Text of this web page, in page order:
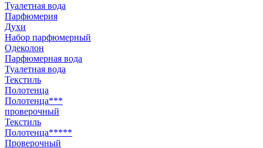
Туалетная вода
Парфюмерия
Духи
Набор парфюмерный
Одеколон
Парфюмерная вода
Туалетная вода
Текстиль
Полотенца
Полотенца***
проверочный
Текстиль
Полотенца*****
Проверочный